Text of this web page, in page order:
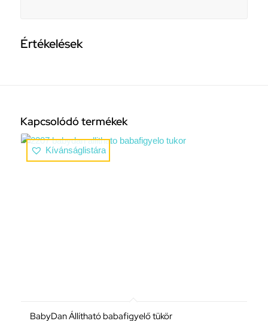
Értékelések
Kapcsolódó termékek
Kívánságlistára
BabyDan Állítható babafigyelő tükör